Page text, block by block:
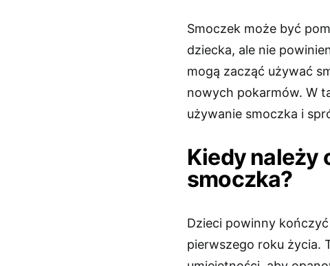
Smoczek może być
dziecka, ale nie
mogą zacząć używać
nowych pokarmów. W
używanie smoczka i
Kiedy należy
smoczka?
Dzieci powinny
pierwszego roku życia.